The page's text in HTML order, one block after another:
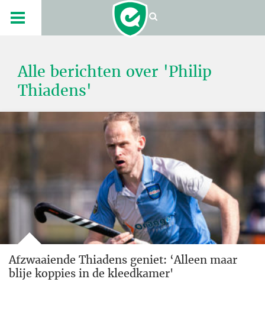
Alle berichten over 'Philip
Thiadens'
Afzwaaiende Thiadens geniet: ‘Alleen maar
blije koppies in de kleedkamer'